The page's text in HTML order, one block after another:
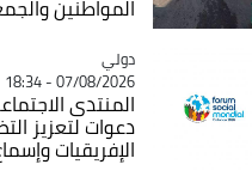
المواطنين
Catégorie
دولي
07/08/2026 - 18:34
المنتدى
دعوات لتعزيز
الإفريقيات